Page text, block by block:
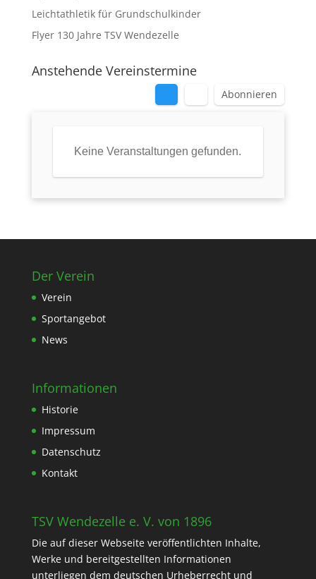
Leichtathletik für Grundschulkinder
Flyer 130 Jahre TSV Wendezelle
Anstehende Vereinstermine
Abonnieren
Keine Veranstaltungen gefunden.
Der Verein
Verein
Sportangebot
News
Informationen
Historie
Impressum
Datenschutz
Kontakt
TSV Wendezelle e. V. von 1896
Die auf dieser Webseite veröffentlichten Inhalte,
Werke und bereitgestellten Informationen
unterliegen dem deutschen Urheberrecht und